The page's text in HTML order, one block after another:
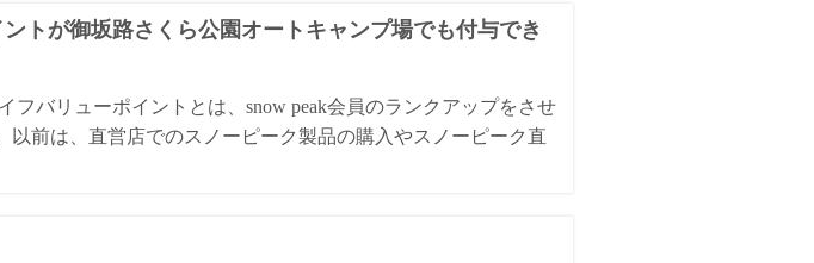
トが御坂路さくら公園オートキャンプ場でも付与でき
フバリューポイントとは、snow peak会員のランクアップをさせ
以前は、直営店でのスノーピーク製品の購入やスノーピーク直